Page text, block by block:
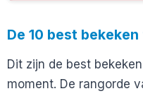
De 10 best
Dit zijn de best
moment. De rangorde